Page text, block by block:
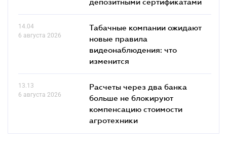
14.04
6 августа 2026
Табачные компании ожидают
новые правила
видеонаблюдения: что
изменится
13.13
6 августа 2026
Расчеты через два банка
больше не блокируют
компенсацию стоимости
агротехники